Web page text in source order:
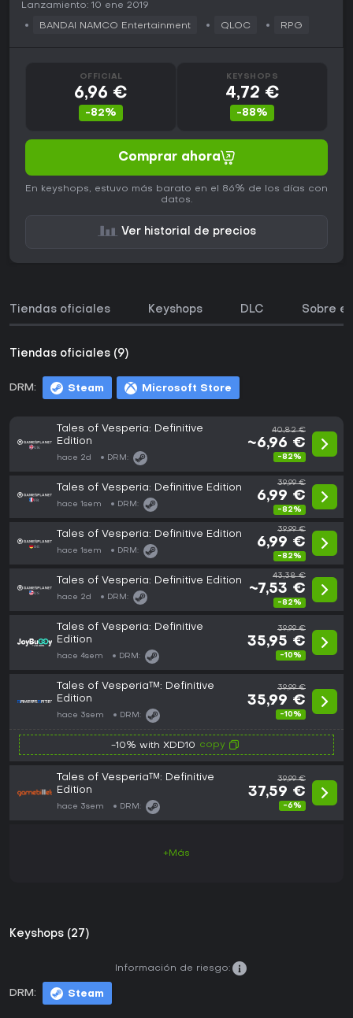
Lanzamiento: 10 ene 2019
BANDAI NAMCO Entertainment QLOC RPG
OFFICIAL
6,96 €
-82%
KEYSHOPS
4,72 €
-88%
Comprar ahora
En keyshops, estuvo más barato en el 86% de los días con
datos.
Ver historial de precios
Tiendas oficiales Keyshops DLC Sobre
Tiendas oficiales (9)
DRM: Steam Microsoft Store
Tales of Vesperia: Definitive
Edition
hace 2d DRM:
40,82 €
~6,96 €
-82%
Tales of Vesperia: Definitive Edition
hace 1sem DRM:
39,99 €
6,99 €
-82%
Tales of Vesperia: Definitive Edition
hace 1sem DRM:
39,99 €
6,99 €
-82%
Tales of Vesperia: Definitive Edition
hace 2d DRM:
43,38 €
~7,53 €
-82%
Tales of Vesperia: Definitive
Edition
hace 4sem DRM:
39,99 €
35,95 €
-10%
Tales of Vesperia™: Definitive
Edition
hace 3sem DRM:
39,99 €
35,99 €
-10%
-10% with XDD10 copy
Tales of Vesperia™: Definitive
Edition
hace 3sem DRM:
39,99 €
37,59 €
-6%
+Más
Keyshops (27)
DRM: Steam
Información de riesgo: